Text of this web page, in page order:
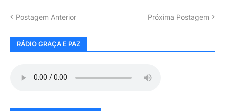
Postagem Anterior Próxima Postagem
RÁDIO GRAÇA E PAZ